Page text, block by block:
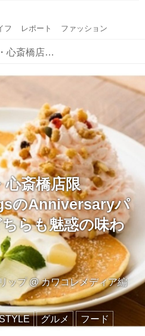
フ レポート ファッション
横浜山下公園店・心斎橋店限定!Eggs ‘n ThingsのAnniversaryパンケーキ2種はどちらも魅惑の味わい!
心斎橋店限
のAnniversaryパ
らも魅惑の味わ
ップ@カワコレメディア編
グルメ フード